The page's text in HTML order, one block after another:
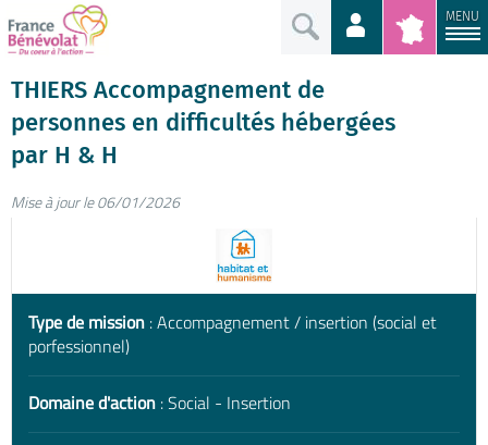
MENU
THIERS Accompagnement de
personnes en difficultés hébergées
par H & H
Mise à jour le 06/01/2026
Type de mission : Accompagnement / insertion (social et
porfessionnel)
Domaine d'action : Social - Insertion